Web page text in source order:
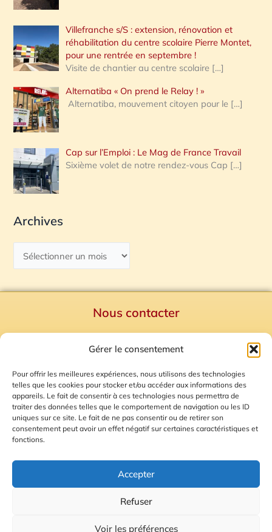
Gérer le consentement
Pour offrir les meilleures expériences, nous utilisons des technologies
telles que les cookies pour stocker et/ou accéder aux informations des
appareils. Le fait de consentir à ces technologies nous permettra de
traiter des données telles que le comportement de navigation ou les ID
uniques sur ce site. Le fait de ne pas consentir ou de retirer son
consentement peut avoir un effet négatif sur certaines caractéristiques et
fonctions.
Accepter
Refuser
Voir les préférences
Villefranche s/S : extension, rénovation et
réhabilitation du centre scolaire Pierre Montet,
pour une rentrée en septembre !
Visite de chantier au centre scolaire […]
Alternatiba « On prend le Relay ! »
Alternatiba, mouvement citoyen pour le […]
Cap sur l’Emploi : Le Mag de France Travail
Sixième volet de notre rendez-vous Cap […]
Archives
Nous contacter
Mentions Légales
Plan du site
Gestion des Cookies
© 2026 Radio Calade